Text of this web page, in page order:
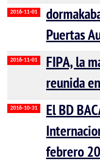
2016-11-01
Puertas
2016-11-01
FIPA, la
reunida
2016-10-31
El BD
febrero